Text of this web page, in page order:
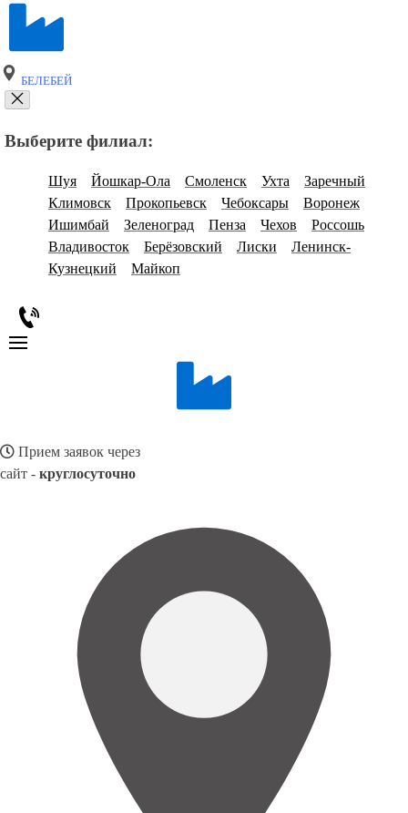
БЕЛЕБЕЙ
Выберите филиал:
Шуя Йошкар-Ола Смоленск Ухта
Заречный
Климовск
Прокопьевск Чебоксары
Воронеж
Ишимбай
Зеленоград Пенза Чехов
Россошь
Владивосток
Берёзовский Лиски
Ленинск-
Кузнецкий
Майкоп
Прием заявок через
сайт - круглосуточно